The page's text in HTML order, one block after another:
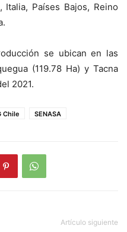
Italia, Países Bajos, Reino
se ubican en las
(119.78 Ha) y Tacna
2021.
Chile SENASA
Artículo siguiente